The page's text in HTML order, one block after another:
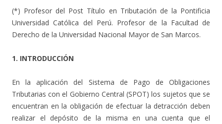
(*) Profesor del Post Título en Tributación de la Pontificia
Universidad Católica del Perú. Profesor de la Facultad de
Derecho de la Universidad Nacional Mayor de San Marcos.
1. INTRODUCCIÓN
En la aplicación del Sistema de Pago de Obligaciones
Tributarias con el Gobierno Central (SPOT) los sujetos que se
encuentran en la obligación de efectuar la detracción deben
realizar el depósito de la misma en una cuenta que el